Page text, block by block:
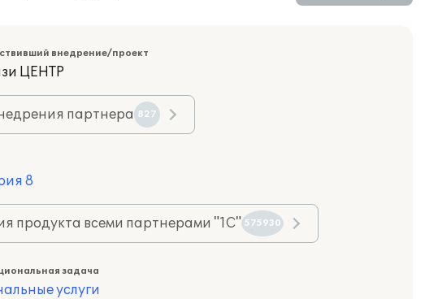
внедрение/проект
ЦЕНТР
партнера 827
8
продукта всеми партнерами "1С" 575930
задача
услуги